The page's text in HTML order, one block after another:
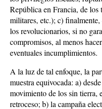
República en Francia, de los
militares, etc.); c)
los revolucionarios, si no
compromisos, al menos
eventuales incumplimientos.
A la luz de tal enfoque, la
muestra equivocada: a)
movimiento de los sin tierra,
retroceso; b) la campaña